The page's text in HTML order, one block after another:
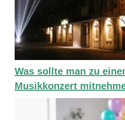
Was sollte man zu
Musikkonzert